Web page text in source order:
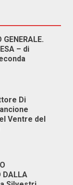
GENERALE.
– di
Di
Ventre del
DALLA